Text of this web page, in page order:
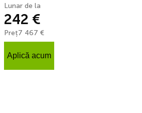
Lunar de la
242 €
Preț7 467 €
Aplică acum